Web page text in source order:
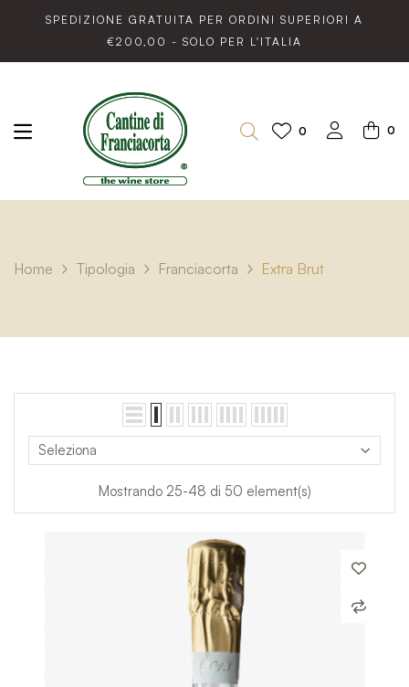
SPEDIZIONE GRATUITA PER ORDINI SUPERIORI A
€200,00 - SOLO PER L'ITALIA
0 0
Home Tipologia Franciacorta Extra Brut
Seleziona
Mostrando 25-48 di 50 element(s)